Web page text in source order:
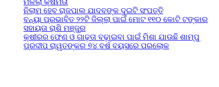
ନିଲାମ ହେବ ରାଜପାଲ ଯାଦବଙ୍କ ଦୁଇଟି ସଂପତ୍ତି
ବନ୍ୟା ପ୍ରଭାବିତ ୨୨ଟି ଜିଲ୍ଲା ପାଇଁ ମୋଟ ୧୧୦ କୋଟି ଟଙ୍କାର
ସହାୟତା ରାଶି ମଞ୍ଜୁର
କ୍ଷୀରର ଫେଣ ଓ ଗାଢ଼ତା ବଢ଼ାଇବା ପାଇଁ ମିଶା ଯାଉଛି ଶାମ୍ପୁ
ପ୍ରଦୀପ ରାୱତଙ୍କର ୭୪ ବର୍ଷ ବୟସରେ ପରଲୋକ